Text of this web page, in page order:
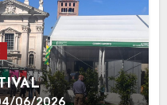
06/2026